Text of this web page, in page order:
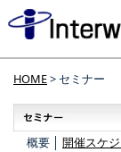
HOME> セミナー
概要 │ 開催スケ